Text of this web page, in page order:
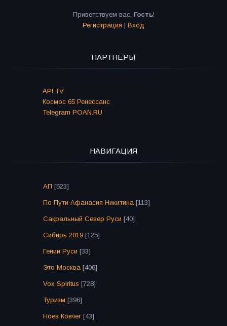
Приветствуем вас, Гость!
Регистрация | Вход
ПАРТНЁРЫ
API TV
Космос 65 Ренессанс
Telegram POAN.RU
НАВИГАЦИЯ
АП [523]
По Пути Афанасия Никитина [113]
Сакральный Север Руси [40]
Сибирь 2019 [125]
Гении Руси [33]
Это Москва [406]
Vox Spiritus [728]
Туризм [396]
Ноев Ковчег [43]